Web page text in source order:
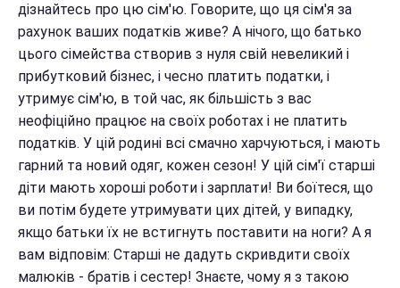
дізнайтесь про цю сім'ю. Говорите, що ця сім'я за
рахунок ваших податків живе? А нічого, що батько
цього сімейства створив з нуля свій невеликий і
прибутковий бізнес, і чесно платить податки, і
утримує сім'ю, в той час, як більшість з вас
неофіційно працює на своїх роботах і не платить
податків. У цій родині всі смачно харчуються, і мають
гарний та новий одяг, кожен сезон! У цій сім'ї старші
діти мають хороші роботи і зарплати! Ви боїтеся, що
ви потім будете утримувати цих дітей, у випадку,
якщо батьки їх не встигнуть поставити на ноги? А я
вам відповім: Старші не дадуть скривдити своїх
малюків - братів і сестер! Знаєте, чому я з такою